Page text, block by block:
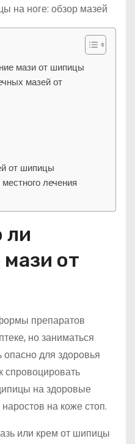
мази от шипицы
мазей от
от шипицы
лечения
ли
от
препаратов
но заниматься
для здоровья
спровоцировать
на здоровые
на коже стоп.
или крем от шипицы